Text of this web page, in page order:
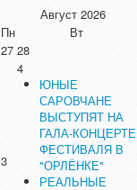
Август 2026
Пн
Вт
27 28
3
4
ЮНЫЕ
САРОВЧАНЕ
ВЫСТУПЯТ НА
ГАЛА-КОНЦЕРТЕ
ФЕСТИВАЛЯ В
"ОРЛЁНКЕ"
РЕАЛЬНЫЕ